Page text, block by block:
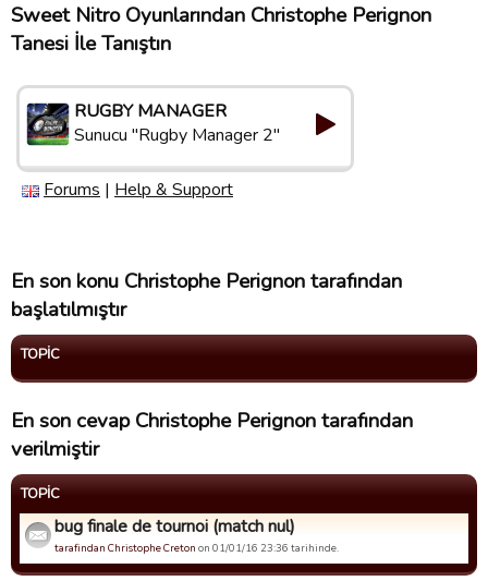
Sweet Nitro Oyunlarından Christophe Perignon
Tanesi İle Tanıştın
RUGBY MANAGER
Sunucu "Rugby Manager 2"
Forums | Help & Support
En son konu Christophe Perignon tarafından
başlatılmıştır
TOPIC
En son cevap Christophe Perignon tarafından
verilmiştir
TOPIC
bug finale de tournoi (match nul)
tarafindan Christophe Creton on 01/01/16 23:36 tarihinde.